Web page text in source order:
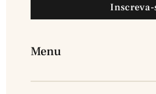
Inscreva-
Menu